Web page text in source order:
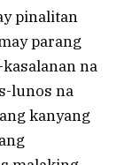
pinalitan
parang
na
lunos na
kanyang